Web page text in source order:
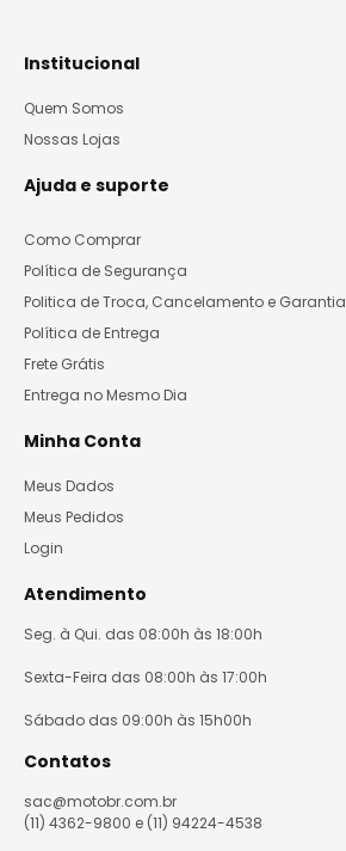
Institucional
Quem Somos
Nossas Lojas
Ajuda e suporte
Como Comprar
Política de Segurança
Politica de Troca, Cancelamento e Garantia
Política de Entrega
Frete Grátis
Entrega no Mesmo Dia
Minha Conta
Meus Dados
Meus Pedidos
Login
Atendimento
Seg. à Qui. das 08:00h às 18:00h
Sexta-Feira das 08:00h às 17:00h
Sábado das 09:00h às 15h00h
Contatos
sac@motobr.com.br
(11) 4362-9800 e (11) 94224-4538